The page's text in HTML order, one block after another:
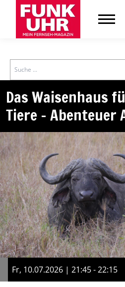
Search
Das Waisenhaus
Tiere – Abenteuer
Fr, 10.07.2026 | 21:45 - 22:15